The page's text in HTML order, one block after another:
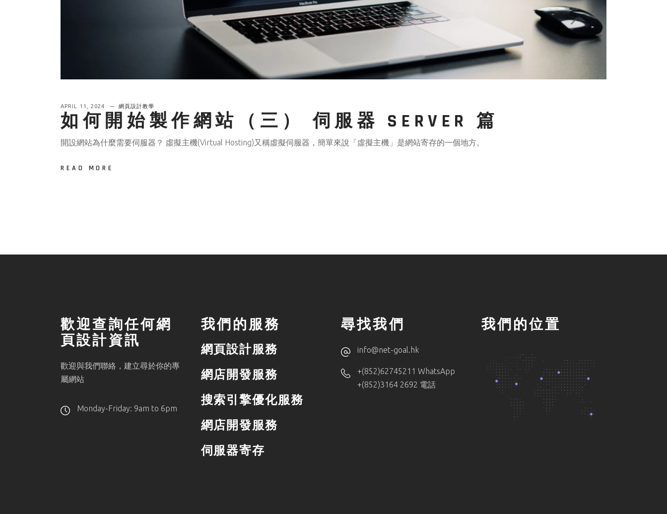
APRIL 11, 2024 網頁設計教學
如何開始製作網站（三） 伺服器 SERVER 篇
開設網站為什麼需要伺服器？ 虛擬主機(Virtual Hosting)又稱虛擬伺服器，簡單來說「虛擬主機」是網站寄存的一個地方。
READ MORE
歡迎查詢任何網
頁設計資訊
歡迎與我們聯絡，建立尋於你的專
屬網站
Monday-Friday: 9am to 6pm
我們的服務
網頁設計服務
網店開發服務
搜索引擎優化服務
網店開發服務
伺服器寄存
尋找我們
info@net-goal.hk
+(852)62745211 WhatsApp
+(852)3164 2692 電話
我們的位置